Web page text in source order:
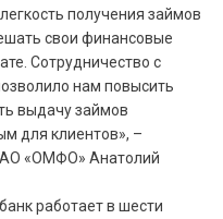
получения займов
свои финансовые
Сотрудничество с
нам повысить
выдачу займов
для клиентов», –
«ОМФО» Анатолий
работает в шести